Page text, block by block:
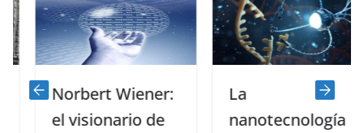
Norbert Wiener:
el visionario de
nanotecnología